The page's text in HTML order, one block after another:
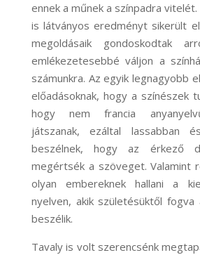
ennek a műnek a színpadra
is látványos eredményt sikerült
megoldásaik gondoskodtak
emlékezetesebbé váljon a
számunkra. Az egyik legnagyobb
előadásoknak, hogy a színészek
hogy nem francia
játszanak, ezáltal lassabban
beszélnek, hogy az érkező
megértsék a szöveget. Valamint
olyan embereknek hallani a
nyelven, akik születésüktől
beszélik.
Tavaly is volt szerencsénk